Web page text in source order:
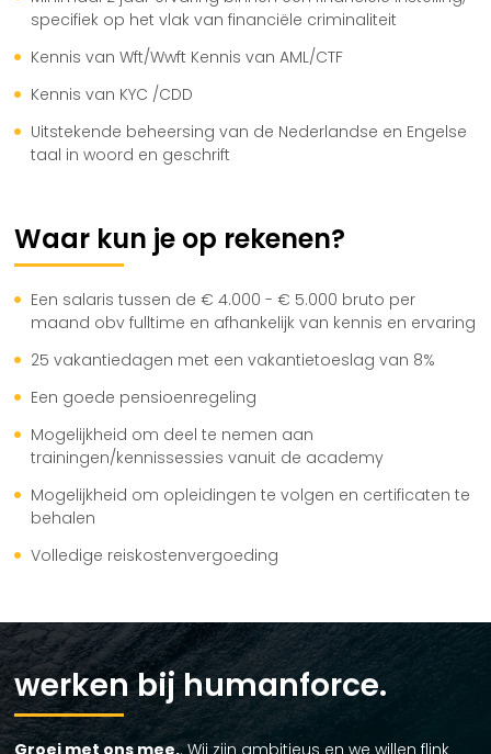
specifiek op het vlak van financiële criminaliteit
Kennis van Wft/Wwft Kennis van AML/CTF
Kennis van KYC /CDD
Uitstekende beheersing van de Nederlandse en Engelse
taal in woord en geschrift
Waar kun je op rekenen?
Een salaris tussen de € 4.000 - € 5.000 bruto per
maand obv fulltime en afhankelijk van kennis en ervaring
25 vakantiedagen met een vakantietoeslag van 8%
Een goede pensioenregeling
Mogelijkheid om deel te nemen aan
trainingen/kennissessies vanuit de academy
Mogelijkheid om opleidingen te volgen en certificaten te
behalen
Volledige reiskostenvergoeding
werken bij humanforce.
Groei met ons mee.. Wij zijn ambitieus en we willen flink